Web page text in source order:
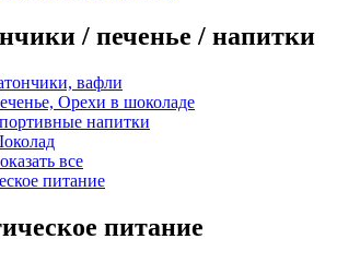
/ печенье / напитки
вафли
Орехи в шоколаде
напитки
все
питание
питание